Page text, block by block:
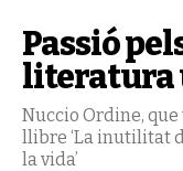
Passió
literatura
Nuccio Ordine,
llibre ‘La inutilitat
la vida’